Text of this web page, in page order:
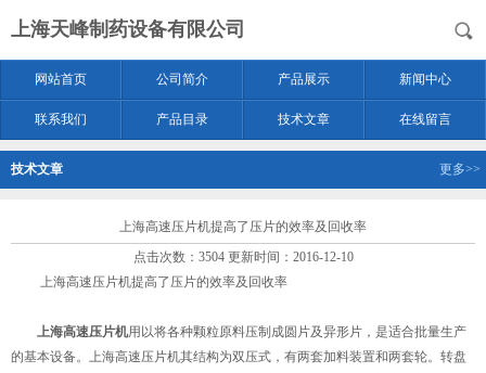
上海天峰制药设备有限公司
网站首页 公司简介 产品展示 新闻中心
联系我们 产品目录 技术文章 在线留言
技术文章 更多>>
上海高速压片机提高了压片的效率及回收率
点击次数：3504 更新时间：2016-12-10
上海高速压片机提高了压片的效率及回收率
上海高速压片机用以将各种颗粒原料压制成圆片及异形片，是适合批量生产
的基本设备。上海高速压片机其结构为双压式，有两套加料装置和两套轮。转盘